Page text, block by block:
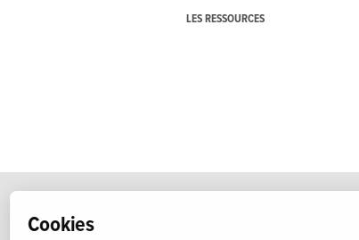
Cookies
LES RESSOURCES